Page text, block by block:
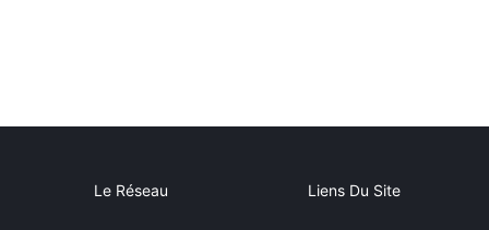
Le Réseau Liens Du Site